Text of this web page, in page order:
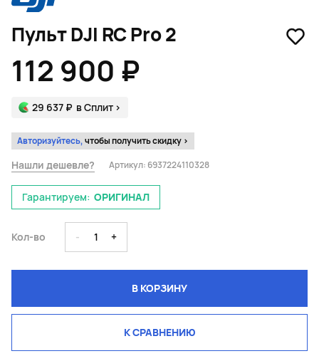
Пульт DJI RC Pro 2
112 900 ₽
29 637 ₽ в Сплит >
Авторизуйтесь,чтобы получить скидку >
Нашли дешевле? Артикул: 6937224110328
Гарантируем: ОРИГИНАЛ
Кол-во - 1 +
В КОРЗИНУ
К СРАВНЕНИЮ